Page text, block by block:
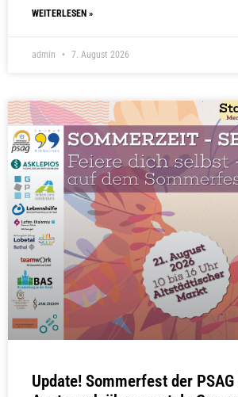
WEITERLESEN »
admin 7. August 2026
Update! Sommerfest der